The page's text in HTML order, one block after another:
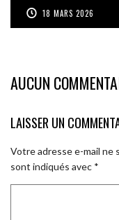
18 MARS 2026
AUCUN
LAISSER UN
Votre adresse e-mail ne
sont indiqués avec *